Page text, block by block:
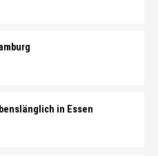
in Essen